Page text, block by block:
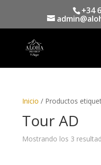
+34
productos
Inicio / Productos
Tour AD
Mostrando los 3